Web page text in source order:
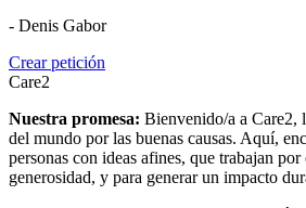
- Denis Gabor
Crear petición
Care2
Nuestra promesa: Bienvenido/a a Care2,
del mundo por las buenas causas. Aquí,
personas con ideas afines, que trabajan
generosidad, y para generar un impacto